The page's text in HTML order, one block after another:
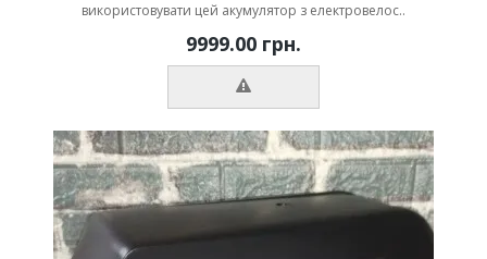
використовувати цей акумулятор з електровелос..
9999.00 грн.